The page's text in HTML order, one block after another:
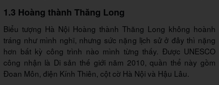
1.3 Hoàng thành Thăng Long
Biểu tượng Hà Nội Hoàng thành Thăng Long không hoành
tráng như mình nghĩ, nhưng sức nặng lịch sử ở đây thì nặng
hơn bất kỳ công trình nào mình từng thấy. Được UNESCO
công nhận là Di sản thế giới năm 2010, quần thể này gồm
Đoan Môn, điện Kính Thiên, cột cờ Hà Nội và Hậu Lâu.